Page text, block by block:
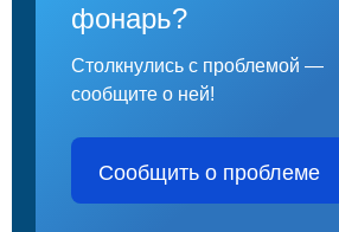
фонарь?
Столкнулись с проблемой —
сообщите о ней!
Сообщить о проблеме